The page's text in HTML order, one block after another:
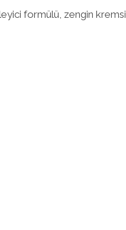
formülü, zengin kremsi